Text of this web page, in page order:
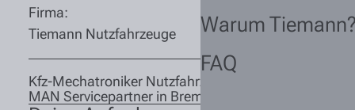
Warum
FAQ
Firma:
Tiemann Nutzfahrzeuge
Kfz-Mechatroniker Nutzfahrzeugtechnik (m/w/d)
MAN Servicepartner in Bremen